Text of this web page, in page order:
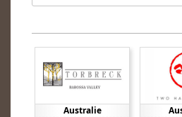
Australie